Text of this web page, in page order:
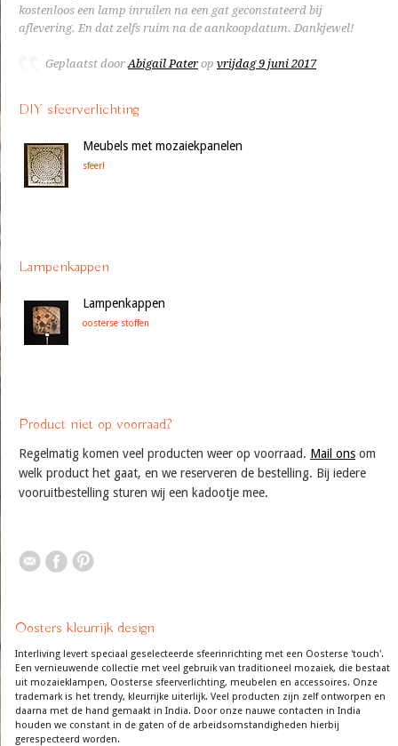
kostenloos een lamp inruilen na een gat geconstateerd bij
aflevering. En dat zelfs ruim na de aankoopdatum. Dankjewel!
Geplaatst doorAbigail Pater op vrijdag 9 juni 2017
DIY sfeerverlichting
Meubels met mozaiekpanelen
sfeer!
Lampenkappen
Lampenkappen
oosterse stoffen
Product niet op voorraad?
Regelmatig komen veel producten weer op voorraad. Mail ons om
welk product het gaat, en we reserveren de bestelling. Bij iedere
vooruitbestelling sturen wij een kadootje mee.
Oosters kleurrijk design
Interliving levert speciaal geselecteerde sfeerinrichting met een Oosterse 'touch'.
Een vernieuwende collectie met veel gebruik van traditioneel mozaiek, die bestaat
uit mozaieklampen, Oosterse sfeerverlichting, meubelen en accessoires. Onze
trademark is het trendy, kleurrijke uiterlijk. Veel producten zijn zelf ontworpen en
daarna met de hand gemaakt in India. Door onze nauwe contacten in India
houden we constant in de gaten of de arbeidsomstandigheden hierbij
gerespecteerd worden.